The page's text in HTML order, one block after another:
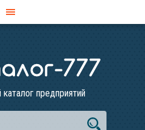
предприятий